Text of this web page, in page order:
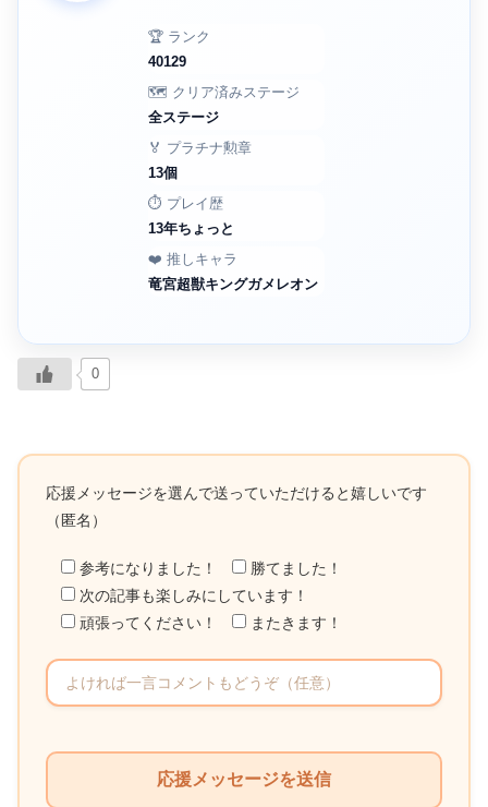
🏆 ランク
40129
🗺️ クリア済みステージ
全ステージ
🏅 プラチナ勲章
13個
⏱️ プレイ歴
13年ちょっと
❤️ 推しキャラ
竜宮超獣キングガメレオン
0
応援メッセージを選んで送っていただけると嬉しいです
（匿名）
参考になりました！
勝てました！
次の記事も楽しみにしています！
頑張ってください！
またきます！
フ